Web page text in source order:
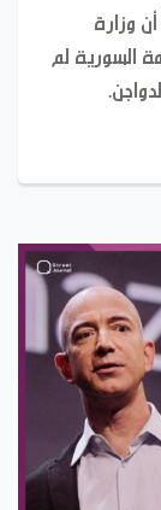
وزارة
السورية لم